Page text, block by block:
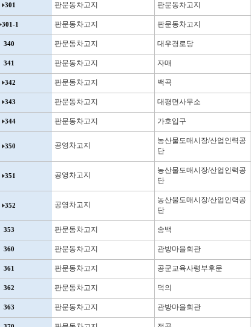
301 판문동차고지 판문동차고지
301-1 판문동차고지 판문동차고지
340 판문동차고지 대우경로당
341 판문동차고지 자매
342 판문동차고지 백곡
343 판문동차고지 대평면사무소
344 판문동차고지 가호입구
350 공영차고지
농산물도매시장/산업인력공
단
351 공영차고지
농산물도매시장/산업인력공
단
352 공영차고지
농산물도매시장/산업인력공
단
353 판문동차고지 송백
360 판문동차고지 관방마을회관
361 판문동차고지 공군교육사령부후문
362 판문동차고지 덕의
363 판문동차고지 관방마을회관